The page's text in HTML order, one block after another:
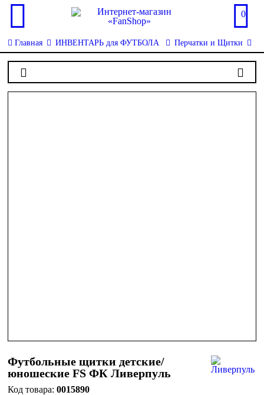
0
Главная ИНВЕНТАРЬ для ФУТБОЛА Перчатки и Щитки
Футбольные щитки детские/
юношеские FS ФК Ливерпуль
0015890